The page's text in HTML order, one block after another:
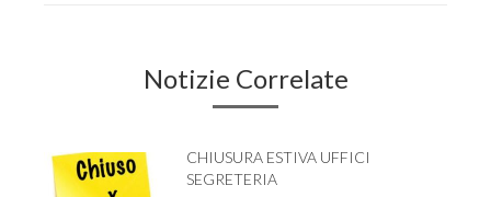
Notizie Correlate
CHIUSURA ESTIVA UFFICI
SEGRETERIA